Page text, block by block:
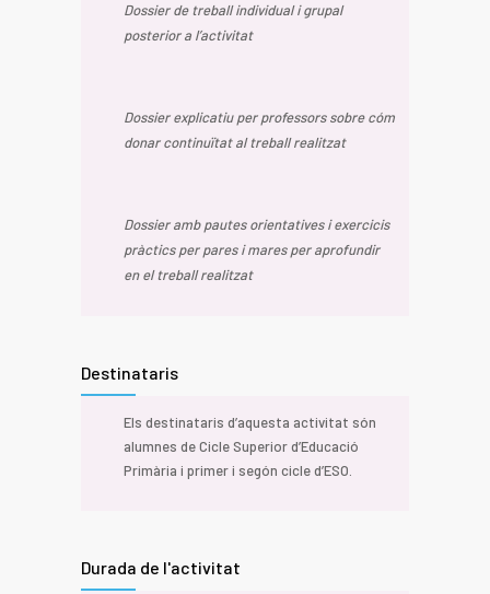
Dossier de treball individual i grupal
posterior a l’activitat
Dossier explicatiu per professors sobre cóm
donar continuïtat al treball realitzat
Dossier amb pautes orientatives i exercicis
pràctics per pares i mares per aprofundir
en el treball realitzat
Destinataris
Els destinataris d’aquesta activitat són
alumnes de Cicle Superior d’Educació
Primària i primer i segón cicle d’ESO.
Durada de l'activitat